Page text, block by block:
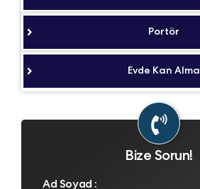
Portör
Evde Kan Alma
Bize Sorun!